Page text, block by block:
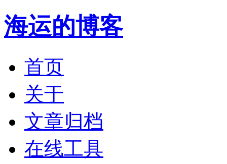
海运的博客
首页
关于
文章归档
在线工具